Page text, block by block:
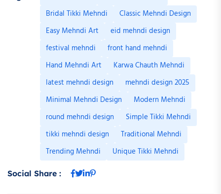
Bridal Tikki Mehndi
Classic Mehndi Design
Easy Mehndi Art
eid mehndi design
festival mehndi
front hand mehndi
Hand Mehndi Art
Karwa Chauth Mehndi
latest mehndi design
mehndi design 2025
Minimal Mehndi Design
Modern Mehndi
round mehndi design
Simple Tikki Mehndi
tikki mehndi design
Traditional Mehndi
Trending Mehndi
Unique Tikki Mehndi
Social Share :